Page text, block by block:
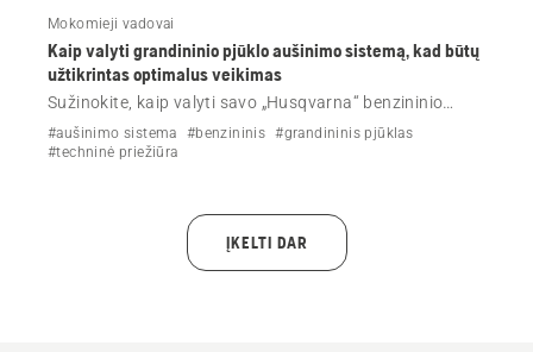
Mokomieji vadovai
Kaip valyti grandininio pjūklo aušinimo sistemą, kad būtų
užtikrintas optimalus veikimas
Sužinokite, kaip valyti savo „Husqvarna“ benzininio
grandininio pjūklo aušinimo sistemą.
#aušinimo sistema #benzininis #grandininis pjūklas
#techninė priežiūra
ĮKELTI DAR